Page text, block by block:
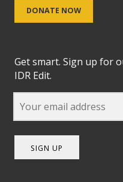
DONATE NOW
Get smart. Sign up for
IDR Edit.
SIGN UP